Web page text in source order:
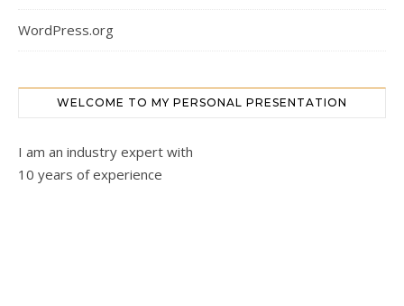
WordPress.org
WELCOME TO MY PERSONAL PRESENTATION
I am an industry expert with
10 years of experience